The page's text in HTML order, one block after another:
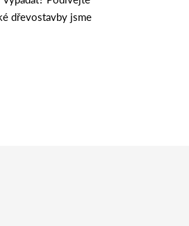
dřevostavby jsme